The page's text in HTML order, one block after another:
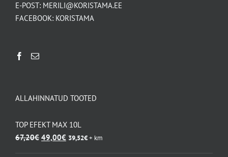
E-POST: MERILI@KORISTAMA.EE
FACEBOOK: KORISTAMA
ALLAHINNATUD TOOTED
TOP EFEKT MAX 10L
67,20€ Algne
49,00€Praegune
39,52€+ km